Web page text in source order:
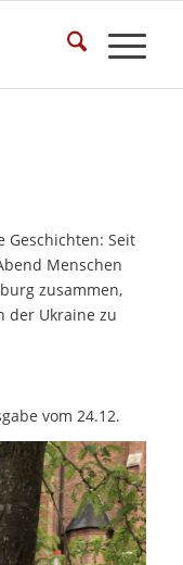
Geschichten: Seit
Menschen
zusammen,
der Ukraine zu
vom 24.12.